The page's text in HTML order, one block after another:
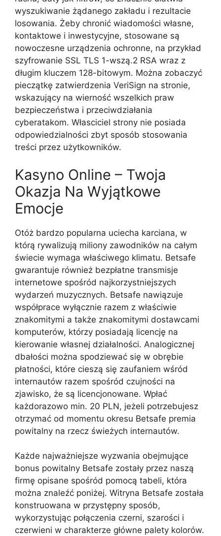
wyszukiwanie żądanego zakładu i rezultacie
losowania. Żeby chronić wiadomości własne,
kontaktowe i inwestycyjne, stosowane są
nowoczesne urządzenia ochronne, na przykład
szyfrowanie SSL TLS 1-wszą.2 RSA wraz z
długim kluczem 128-bitowym. Można zobaczyć
pieczątkę zatwierdzenia VeriSign na stronie,
wskazujący na wierność wszelkich praw
bezpieczeństwa i przeciwdziałania
cyberatakom. Własciciel strony nie posiada
odpowiedzialności zbyt sposób stosowania
treści przez użytkowników.
Kasyno Online – Twoja
Okazja Na Wyjątkowe
Emocje
Otóż bardzo popularna uciecha karciana, w
którą rywalizują miliony zawodników na całym
świecie wymaga właściwego klimatu. Betsafe
gwarantuje również bezpłatne transmisje
internetowe spośród najkorzystniejszych
wydarzeń muzycznych. Betsafe nawiązuje
współprace wyłącznie razem z właściwie
znakomitymi a także znakomitymi dostawcami
komputerów, którzy posiadają licencję na
kierowanie własnej działalności. Analogicznej
dbałości można spodziewać się w obrębie
płatności, które cieszą się zaufaniem wśród
internautów razem spośród czujności na
zjawisko, że są licencjonowane. Wpłać
każdorazowo min. 20 PLN, jeżeli potrzebujesz
otrzymać od momentu okresu Betsafe premia
powitalny na rzecz świeżych internautów.
Każde najważniejsze wyzwania obejmujące
bonus powitalny Betsafe zostały przez naszą
firmę opisane spośród pomocą tabeli, która
można znaleźć poniżej. Witryna Betsafe została
konstruowana w przystępny sposób,
wykorzystując połączenia czerni, szarości i
czerwieni w charakterze główne palety kolorów.